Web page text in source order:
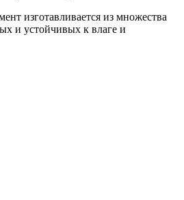
изготавливается из множества
и устойчивых к влаге и